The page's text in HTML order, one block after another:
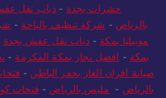
حشرات بجدة - دباب نقل
بالرياض - شركة تنظيف بالباحة -
موبيليا بمكة -دباب نقل عفش بجدة
بمكة - افضل نجار بمكة المكرمة -
صيانة افران الغاز بحفر الباطن -
بالرياض - مليس بالرياض - فتحات